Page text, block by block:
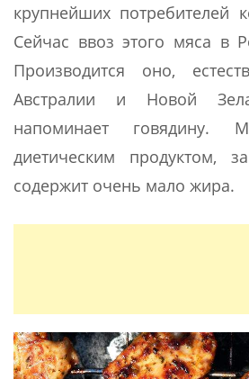
крупнейших потребителей
Сейчас ввоз этого мяса в
Производится оно,
Австралии и Новой
напоминает говядину.
диетическим продуктом,
содержит очень мало жира.